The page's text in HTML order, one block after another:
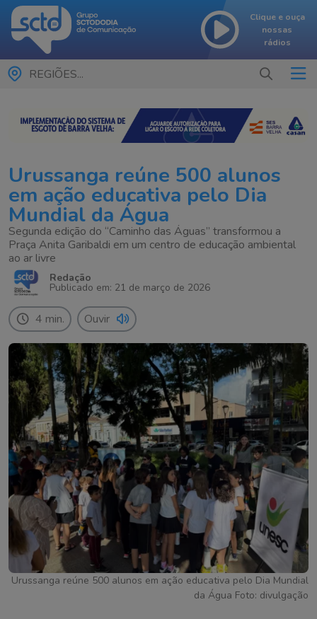
Clique e ouça
nossas
rádios
REGIÕES...
Urussanga reúne 500 alunos
em ação educativa pelo Dia
Mundial da Água
Segunda edição do “Caminho das Águas” transformou a
Praça Anita Garibaldi em um centro de educação ambiental
ao ar livre
Redação
Publicado em: 21 de março de 2026
4 min. Ouvir
Urussanga reúne 500 alunos em ação educativa pelo Dia Mundial
da Água Foto: divulgação